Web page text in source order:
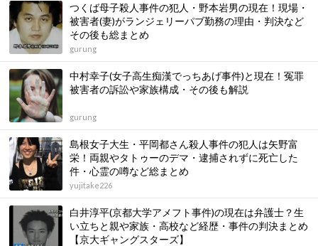
つくば母子殺人事件の犯人・野本岩男の現在！現場・
被害者(妻)がランジェリーパブ勤務の理由・判決など
その後も総まとめ
gurung
中村幸子(女子高生痴漢でっちあげ事件)と現在！冤罪
被害者の訴訟や家族構成・その後も解説
gurung
島根女子大生・平岡都さん殺人事件の犯人は矢野富
栄！両親やタトゥーのデマ・逮捕されずに死亡した
件・心霊の噂など総まとめ
yujitake226
白井淳平(京都大学アメフト事件)の現在は弁護士？生
い立ちと親や家族・高校など経歴・事件の判決まとめ
【京大ギャングスターズ】